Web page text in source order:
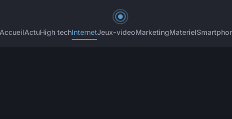
AccueilActuHigh techInternetJeux-videoMarketingMateriel